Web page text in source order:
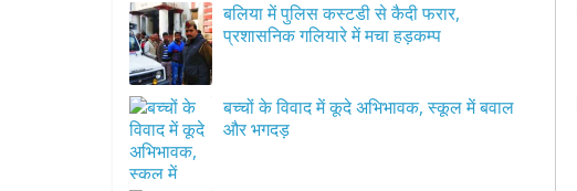
बलिया में पुलिस कस्टडी से कैदी फरार,
प्रशासनिक गलियारे में मचा हड़कम्प
बच्चों के विवाद में कूदे अभिभावक, स्कूल में बवाल
और भगदड़